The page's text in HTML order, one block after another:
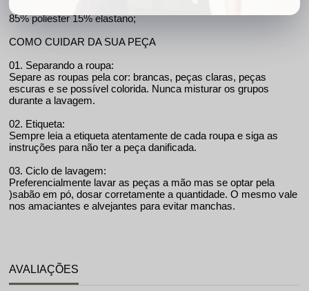
Cor: Marrom
85% poliester 15% elastano;
COMO CUIDAR DA SUA PEÇA
01. Separando a roupa:
Separe as roupas pela cor: brancas, peças claras, peças
escuras e se possível colorida. Nunca misturar os grupos
durante a lavagem.
02. Etiqueta:
Sempre leia a etiqueta atentamente de cada roupa e siga as
instruções para não ter a peça danificada.
03. Ciclo de lavagem:
Preferencialmente lavar as peças a mão mas se optar pela
)sabão em pó, dosar corretamente a quantidade. O mesmo vale
nos amaciantes e alvejantes para evitar manchas.
AVALIAÇÕES